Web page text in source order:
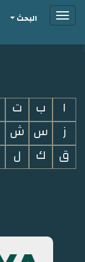
i
Toggleالبحث
ا ب ت
ز
س ش
ق
ك ل